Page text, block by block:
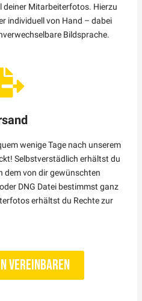
deiner Mitarbeiterfotos. Hierzu
individuell von Hand – dabei
Bildsprache.
wenige Tage nach unserem
Selbstverstädlich erhältst du
dem von dir gewünschten
DNG Datei bestimmst ganz
erhältst du Rechte zur
vereinbaren